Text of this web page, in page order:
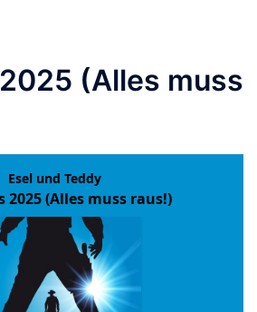
(Alles muss